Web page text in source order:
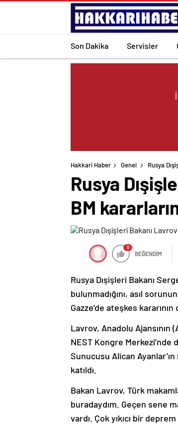
Son Dakika Servisler
Hakkari Haber Genel Rusya
Rusya
BM
0
BEĞENDİM
Rusya Dışişleri Bakanı
bulunmadığını, asıl
Gazze’de ateşkes
Lavrov, Anadolu Ajansının
NEST Kongre Merkezi’nde
Sunucusu Alican
katıldı.
Bakan Lavrov, Türk
buradaydım. Geçen sene
vardı. Çok yıkıcı bir